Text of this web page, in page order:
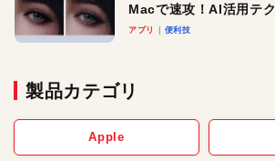
Macで速攻！AI活用テク
アプリ 便利技
製品カテゴリ
Apple